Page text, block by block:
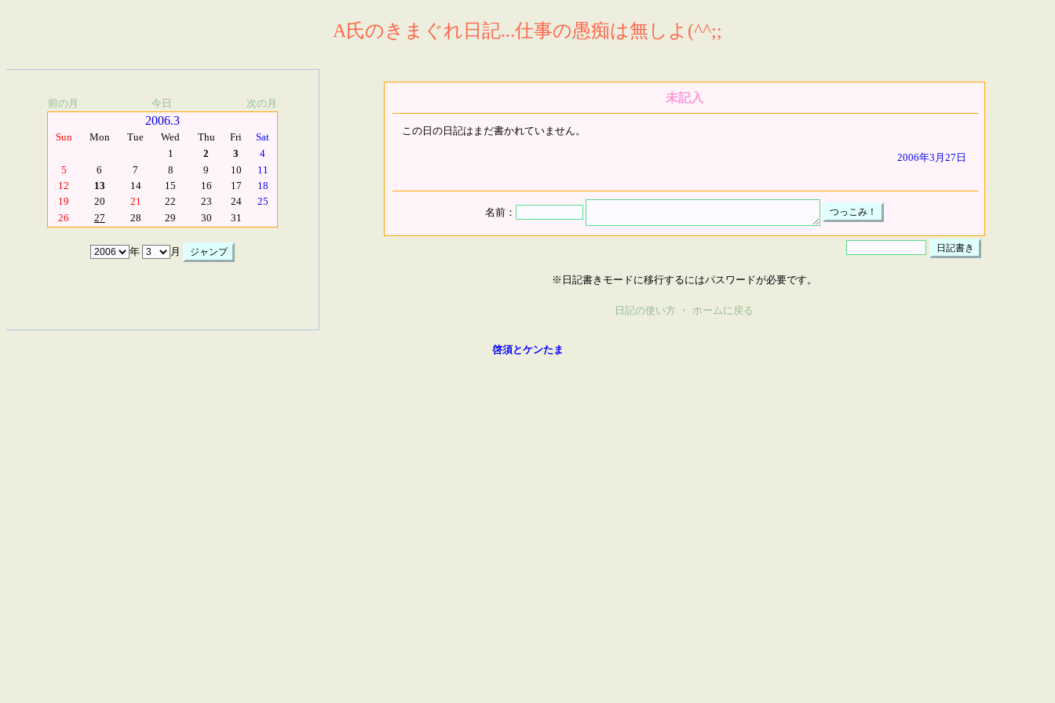
A氏のきまぐれ日記...仕事の愚痴は無しよ(^^;;
前の月 今日 次の月
2006.3
Sun Mon Tue Wed Thu Fri
Sat
1
2 3
4
5
6 7 8 9 10
11
12
13 14 15 16 17
18
19
20 21 22 23 24
25
26
27 28 29 30 31
年 月
未記入
この日の日記はまだ書かれていません。
2006年3月27日
名前：
※日記書きモードに移行するにはパスワードが必要です。
日記の使い方 ・ ホームに戻る
啓須とケンたま